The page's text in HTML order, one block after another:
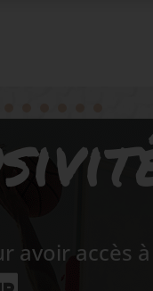
avoir accès